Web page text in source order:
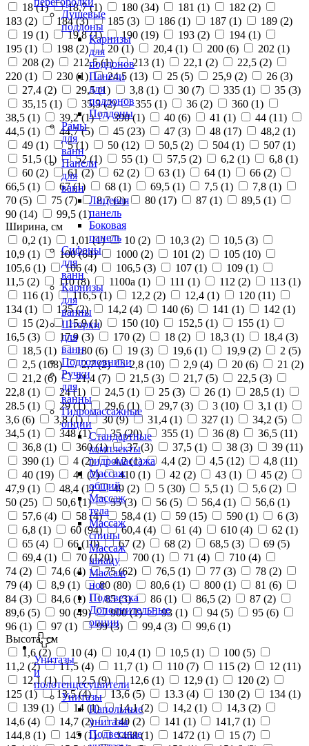
Душевые
поддоны
Карнизы
для
поддонов
Панели
для
поддонов
Поддоны
Рамы
для
ванн
Панели
для
ванн
Лицевая
панель
Боковая
панель
Сифоны
для
ванн
Карнизы
для
ванны
Шторки
для
ванн
Подголовники
Ручки
для
ванны
Гидромассажные
опции
Стандартные
комплекты
гидромассажа
Массаж
общий
Массаж
тела
Массаж
спины
Массаж
шиацу
Массаж
ног
Подсветка
Дополнительные
опции
Унитазы
и
полотенцесушители
Унитазы
Напольные
унитазы
Подвесные
18 (1) 18,7 (1) 180 (34) 181 (1) 182 (2)
183 (2) 184 (3) 185 (3) 186 (1) 187 (1) 189 (2)
19 (1) 19,8 (1) 190 (19) 193 (2) 194 (1)
195 (1) 198 (2) 20 (1) 20,4 (1) 200 (6) 202 (1)
208 (2) 212,5 (1) 213 (1) 22,1 (2) 22,5 (2)
220 (1) 230 (1) 24,5 (13) 25 (5) 25,9 (2) 26 (3)
27,4 (2) 29,5 (1) 3,8 (1) 30 (7) 335 (1) 35 (3)
35,15 (1) 35,5 (2) 355 (1) 36 (2) 360 (1)
38,5 (1) 39,2 (1) 390 (1) 40 (6) 41 (1) 44 (11)
44,5 (1) 44,7 (5) 45 (23) 47 (3) 48 (17) 48,2 (1)
49 (1) 5 (1) 50 (12) 50,5 (2) 504 (1) 507 (1)
51,5 (1) 52 (1) 55 (1) 57,5 (2) 6,2 (1) 6,8 (1)
60 (2) 61 (2) 62 (2) 63 (1) 64 (1) 66 (2)
66,5 (1) 67 (1) 68 (1) 69,5 (1) 7,5 (1) 7,8 (1)
70 (5) 75 (7) 8,7 (2) 80 (17) 87 (1) 89,5 (1)
90 (14) 99,5 (1)
Ширина, см
0,2 (1) 1,01 (1) 10 (2) 10,3 (2) 10,5 (3)
10,9 (1) 100 (64) 1000 (2) 101 (2) 105 (10)
105,6 (1) 106 (4) 106,5 (3) 107 (1) 109 (1)
11,5 (2) 110 (8) 1100а (1) 111 (1) 112 (2) 113 (1)
116 (1) 116,5 (1) 12,2 (2) 12,4 (1) 120 (11)
134 (1) 135 (2) 14,2 (4) 140 (6) 141 (1) 142 (1)
15 (2) 15,9 (1) 150 (10) 152,5 (1) 155 (1)
16,5 (3) 17,9 (3) 170 (2) 18 (2) 18,3 (1) 18,4 (3)
18,5 (1) 180 (6) 19 (3) 19,6 (1) 19,9 (2) 2 (5)
2,5 (108) 2,7 (2) 2,8 (10) 2,9 (4) 20 (6) 21 (2)
21,2 (6) 21,4 (7) 21,5 (3) 21,7 (5) 22,5 (3)
22,8 (1) 24 (1) 24,5 (1) 25 (3) 26 (1) 28,5 (1)
28.5 (1) 29 (1) 29,6 (1) 29,7 (3) 3 (10) 3,1 (1)
3,6 (6) 3,8 (1) 30 (9) 31,4 (1) 327 (1) 34,2 (5)
34,5 (1) 348 (1) 35 (20) 355 (1) 36 (8) 36,5 (11)
36,8 (1) 360 (1) 37 (3) 37,5 (1) 38 (3) 39 (11)
390 (1) 4 (2) 4,2 (1) 4,4 (2) 4,5 (12) 4,8 (11)
40 (19) 41 (2) 410 (1) 42 (2) 43 (1) 45 (2)
47,9 (1) 48,4 (1) 49 (2) 5 (30) 5,5 (1) 5,6 (2)
50 (25) 50,6 (1) 55 (3) 56 (5) 56,4 (1) 56,6 (1)
57,6 (4) 58 (4) 58,4 (1) 59 (15) 590 (1) 6 (3)
6,8 (1) 60 (94) 60,4 (4) 61 (4) 610 (4) 62 (1)
65 (4) 66 (10) 67 (2) 68 (2) 68,5 (3) 69 (5)
69,4 (1) 70 (120) 700 (1) 71 (4) 710 (4)
74 (2) 74,6 (4) 75 (62) 76,5 (1) 77 (3) 78 (2)
79 (4) 8,9 (1) 80 (80) 80,6 (1) 800 (1) 81 (6)
84 (3) 84,6 (1) 85 (3) 86 (1) 86,5 (2) 87 (2)
89,6 (5) 90 (49) 900 (1) 93 (1) 94 (5) 95 (6)
96 (1) 97 (1) 99 (3) 99,4 (3) 99,6 (1)
Высота, см
1,6 (2) 10 (4) 10,4 (1) 10,5 (1) 100 (5)
11,2 (2) 11,5 (4) 11,7 (1) 110 (7) 115 (2) 12 (11)
12,1 (1) 12,5 (9) 12,6 (1) 12,9 (1) 120 (2)
125 (1) 13,5 (4) 13,6 (5) 13.3 (4) 130 (2) 134 (1)
139 (1) 14 (1) 14,1 (2) 14,2 (1) 14,3 (2)
14,6 (4) 14,7 (2) 140 (2) 141 (1) 141,7 (1)
144,8 (1) 145 (1) 1468 (1) 1472 (1) 15 (7)